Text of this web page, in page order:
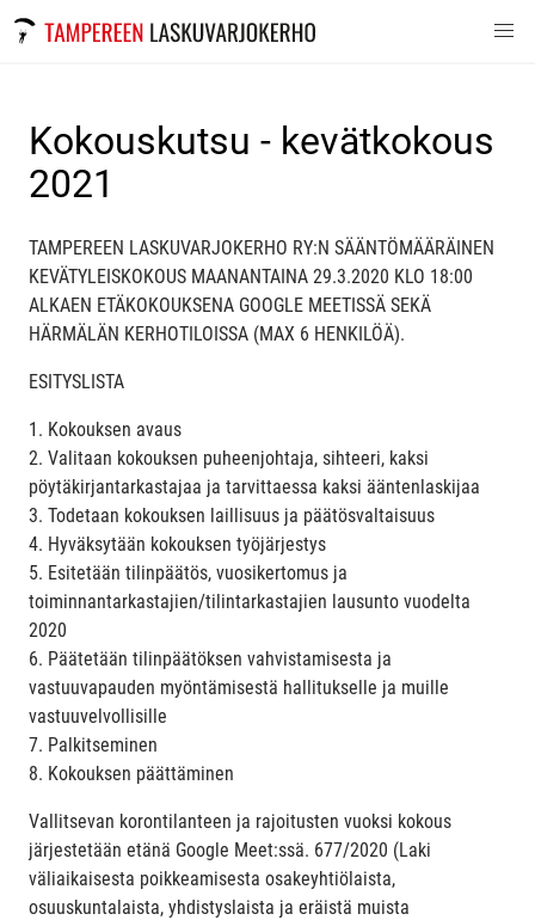
Kokouskutsu - kevätkokous
2021
TAMPEREEN LASKUVARJOKERHO RY:N SÄÄNTÖMÄÄRÄINEN
KEVÄTYLEISKOKOUS MAANANTAINA 29.3.2020 KLO 18:00
ALKAEN ETÄKOKOUKSENA GOOGLE MEETISSÄ SEKÄ
HÄRMÄLÄN KERHOTILOISSA (MAX 6 HENKILÖÄ).
ESITYSLISTA
1. Kokouksen avaus
2. Valitaan kokouksen puheenjohtaja, sihteeri, kaksi
pöytäkirjantarkastajaa ja tarvittaessa kaksi ääntenlaskijaa
3. Todetaan kokouksen laillisuus ja päätösvaltaisuus
4. Hyväksytään kokouksen työjärjestys
5. Esitetään tilinpäätös, vuosikertomus ja
toiminnantarkastajien/tilintarkastajien lausunto vuodelta
2020
6. Päätetään tilinpäätöksen vahvistamisesta ja
vastuuvapauden myöntämisestä hallitukselle ja muille
vastuuvelvollisille
7. Palkitseminen
8. Kokouksen päättäminen
Vallitsevan korontilanteen ja rajoitusten vuoksi kokous
järjestetään etänä Google Meet:ssä. 677/2020 (Laki
väliaikaisesta poikkeamisesta osakeyhtiölaista,
osuuskuntalaista, yhdistyslaista ja eräistä muista